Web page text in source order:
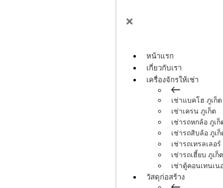
หน้าแรก
เกี่ยวกับเรา
เครื่องจักรให้เช่า
เช่าแบคโฮ ภูเก็ต
เช่าเครน ภูเก็ต
เช่ารถหกล้อ ภูเก็
เช่ารถสิบล้อ ภูเ
เช่ารถเทรลเลอ
เช่ารถเฮี้ยบ ภูเก็ต
เช่าตู้คอนเทนเน
วัสดุก่อสร้าง